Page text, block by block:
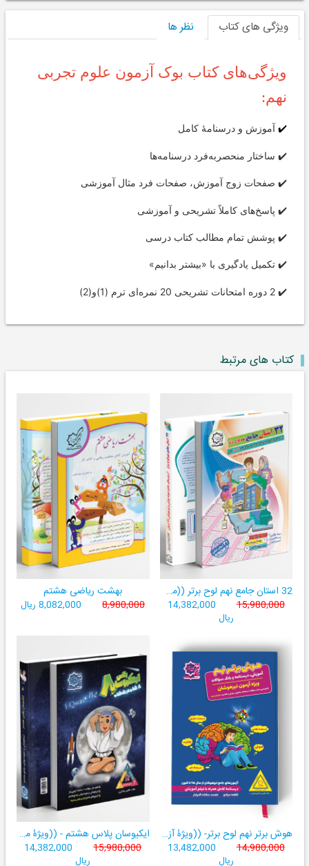
ویژگی های کتاب نظر ها
ویژگی‌های کتاب بوک آزمون علوم تجربی
نهم:
✔️ آموزش و درسنامۀ کامل
✔️ ساختار منحصر‌به‌فرد درسنامه‌ها
✔️ صفحات زوج آموزش، صفحات فرد مثال آموزشی
✔️ پاسخ‌های کاملاً تشریحی و آموزشی
✔️ پوشش تمام مطالب کتاب درسی
✔️ تکمیل یادگیری با «بیشتر بدانیم»
✔️ 2 دوره امتحانات تشریحی 20 نمره‌ای ترم (1)و(2)
کتاب های مرتبط
32 استان جامع نهم لوح برتر ((مجموعه آزمون‌های وروردی دبیرستان‌های نمونه‌دولتی 31 استان کشور+ فیلم‌های آموزشی +سامانۀ آزمون ساز آنلاین))
15,980,000
14,382,000
ریال
بهشت ریاضی هشتم
8,980,000 8,082,000 ریال
هوش برتر نهم لوح برتر- ((ویژۀ آزمون تیزهوشان پایۀ نهم+ فیلم آموزشی + سامانۀ آزمون‌ساز رایگان))
14,980,000
13,482,000
ریال
ایکیوسان پلاس هشتم - ((ویژۀ مدارس نمونه دولتی، تیزهوشان و سمپاد+ فیلم‌های آموزشی+سامانۀ آزمون‌ساز رایگان))
15,980,000
14,382,000
ریال